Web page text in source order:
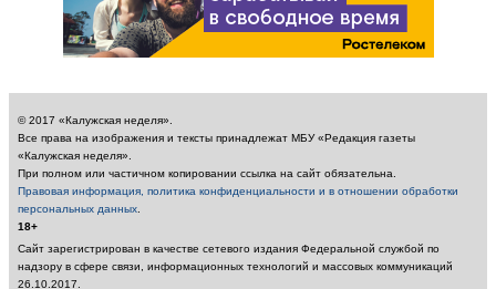
© 2017 «Калужская неделя».
Все права на изображения и тексты принадлежат МБУ «Редакция газеты
«Калужская неделя».
При полном или частичном копировании ссылка на сайт обязательна.
Правовая информация, политика конфиденциальности и в отношении обработки
персональных данных
18+
Сайт зарегистрирован в качестве сетевого издания Федеральной службой по
надзору в сфере связи, информационных технологий и массовых коммуникаций
26.10.2017.